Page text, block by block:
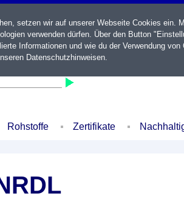
Rohstoffe Zertifikate
setzen wir auf unserer Webseite Cookies ein.
verwenden dürfen. Über den Button
Informationen und wie du der Verwendung von
Datenschutzhinweisen.